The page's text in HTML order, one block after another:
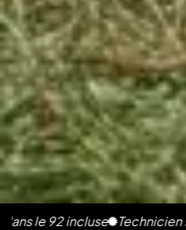
incluse Technicien surplace